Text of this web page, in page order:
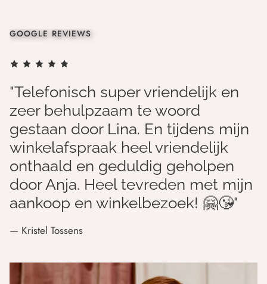
GOOGLE REVIEWS
"Telefonisch super vriendelijk en
zeer behulpzaam te woord
gestaan door Lina. En tijdens mijn
winkelafspraak heel vriendelijk
onthaald en geduldig geholpen
door Anja. Heel tevreden met mijn
aankoop en winkelbezoek! 🤗😘"
— Kristel Tossens